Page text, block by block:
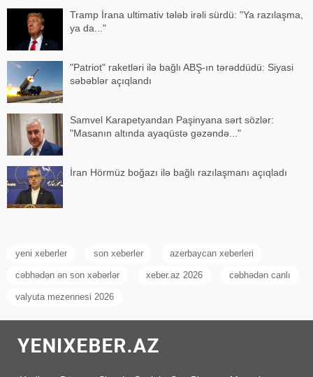
Tramp İrana ultimativ tələb irəli sürdü: "Ya razılaşma,
ya da..."
"Patriot" raketləri ilə bağlı ABŞ-ın tərəddüdü: Siyasi
səbəblər açıqlandı
Samvel Karapetyandan Paşinyana sərt sözlər:
"Masanın altında ayaqüstə gəzəndə..."
İran Hörmüz boğazı ilə bağlı razılaşmanı açıqladı
yeni xeberler son xeberler azerbaycan xeberleri
cəbhədən ən son xəbərlər xeber.az 2026 cəbhədən canlı
valyuta mezennesi 2026